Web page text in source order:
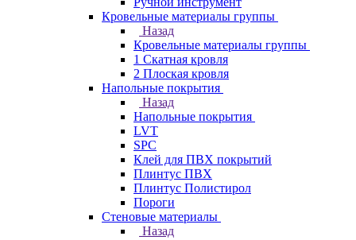
Кровельные материалы группы
Назад
Кровельные материалы группы
1 Скатная кровля
2 Плоская кровля
Напольные покрытия
Назад
Напольные покрытия
LVT
SPC
Клей для ПВХ покрытий
Плинтус ПВХ
Плинтус Полистирол
Пороги
Стеновые материалы
Назад